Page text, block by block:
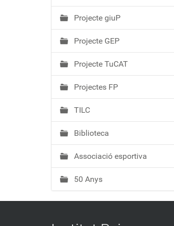
Projecte giuP
Projecte GEP
Projecte TuCAT
Projectes FP
TILC
Biblioteca
Associació esportiva
50 Anys